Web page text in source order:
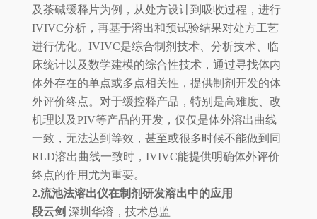
及茶碱缓释片为例，从处方设计到吸收过程，进行
IVIVC分析，再基于溶出和预试验结果对处方工艺
进行优化。IVIVC是综合制剂技术、分析技术、临
床统计以及数学建模的综合性技术，通过寻找体内
体外存在的单点或多点相关性，提供制剂开发的体
外评价终点。对于缓控释产品，特别是高难度、改
机理以及PIV等产品的开发，仅仅是体外溶出曲线
一致，无法达到等效，甚至或很多时候不能做到同
RLD溶出曲线一致时，IVIVC能提供明确体外评价
终点的作用尤为重要。
2.流池法溶出仪在制剂研发溶出中的应用
段云剑 深圳华溶，技术总监